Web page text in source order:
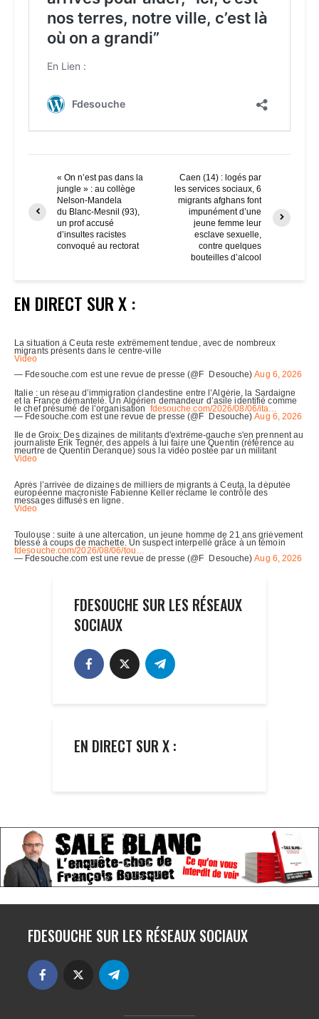
« On n’est pas dans la
jungle » : au collège
Nelson-Mandela
du Blanc-Mesnil (93),
un prof accusé
d’insultes racistes
convoqué au rectorat
Caen (14) : logés par
les services sociaux, 6
migrants afghans font
impunément d’une
jeune femme leur
esclave sexuelle,
contre quelques
bouteilles d’alcool
EN DIRECT SUR X :
FDESOUCHE SUR LES RÉSEAUX
SOCIAUX
EN DIRECT SUR X :
FDESOUCHE SUR LES RÉSEAUX SOCIAUX